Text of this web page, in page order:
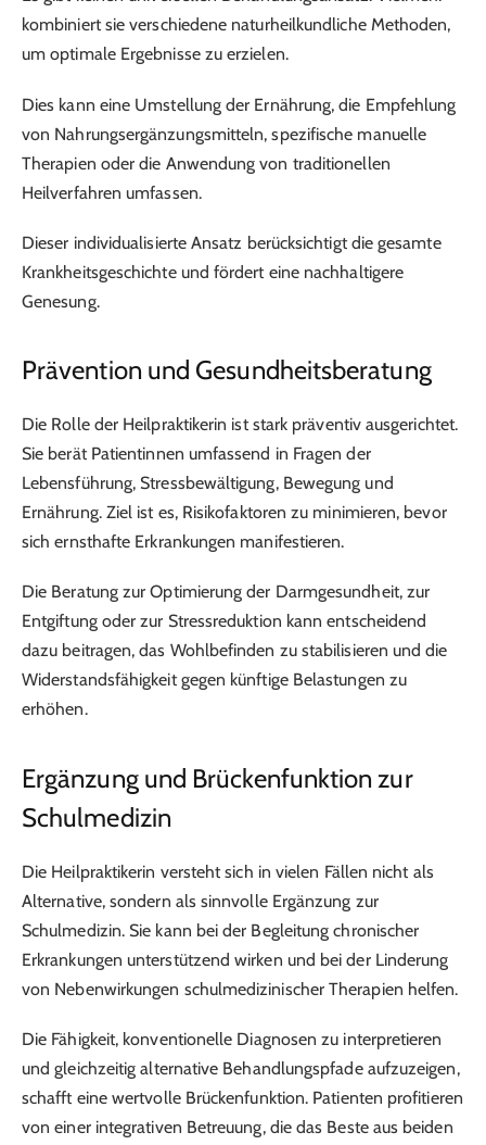
kombiniert sie verschiedene naturheilkundliche Methoden,
um optimale Ergebnisse zu erzielen.
Dies kann eine Umstellung der Ernährung, die Empfehlung
von Nahrungsergänzungsmitteln, spezifische manuelle
Therapien oder die Anwendung von traditionellen
Heilverfahren umfassen.
Dieser individualisierte Ansatz berücksichtigt die gesamte
Krankheitsgeschichte und fördert eine nachhaltigere
Genesung.
Prävention und Gesundheitsberatung
Die Rolle der Heilpraktikerin ist stark präventiv ausgerichtet.
Sie berät Patientinnen umfassend in Fragen der
Lebensführung, Stressbewältigung, Bewegung und
Ernährung. Ziel ist es, Risikofaktoren zu minimieren, bevor
sich ernsthafte Erkrankungen manifestieren.
Die Beratung zur Optimierung der Darmgesundheit, zur
Entgiftung oder zur Stressreduktion kann entscheidend
dazu beitragen, das Wohlbefinden zu stabilisieren und die
Widerstandsfähigkeit gegen künftige Belastungen zu
erhöhen.
Ergänzung und Brückenfunktion zur
Schulmedizin
Die Heilpraktikerin versteht sich in vielen Fällen nicht als
Alternative, sondern als sinnvolle Ergänzung zur
Schulmedizin. Sie kann bei der Begleitung chronischer
Erkrankungen unterstützend wirken und bei der Linderung
von Nebenwirkungen schulmedizinischer Therapien helfen.
Die Fähigkeit, konventionelle Diagnosen zu interpretieren
und gleichzeitig alternative Behandlungspfade aufzuzeigen,
schafft eine wertvolle Brückenfunktion. Patienten profitieren
von einer integrativen Betreuung, die das Beste aus beiden